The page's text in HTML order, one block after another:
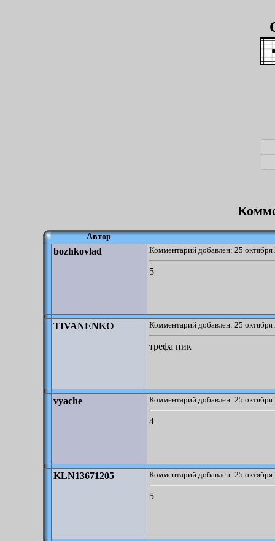
Автор
bozhkovlad Комментарий добавлен: 25
5
TIVANENKO Комментарий добавлен: 25
трефа пик
vyache Комментарий добавлен: 25
4
KLN13671205 Комментарий добавлен: 25
5